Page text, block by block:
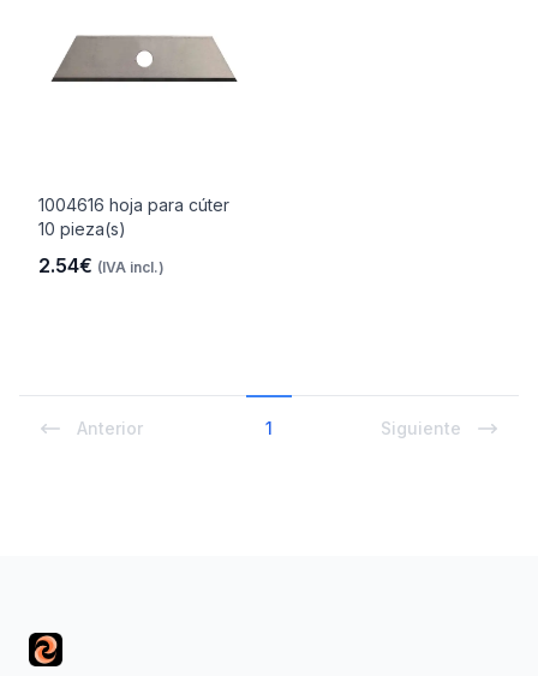
1004616 hoja para cúter
10 pieza(s)
2.54€ (IVA incl.)
Anterior 1 Siguiente